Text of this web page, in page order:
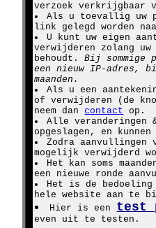
verzoek verkrijgbaar
Als u toevallig uw
link gelegd worden
U kunt uw eigen
verwijderen zolang uw
behoudt.Bij
een nieuw IP-adres,
maanden.
Als u een
of verwijderen (de
neem dancontact op.
Alle veranderingen
opgeslagen, en
Zodra
mogelijk verwijderd
Het kan soms
een nieuwe ronde
Het is de bedoeling
hele website aan te
Hier is een test
even uit te testen.